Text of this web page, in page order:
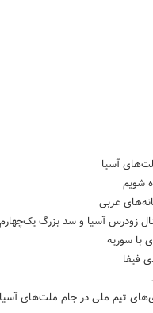
آسیا
شویم
عربی
زودرس آسیا و سد بزرگ یک‌چهارم
فیفا
تیم ملی در جام ملت‌های آسیا